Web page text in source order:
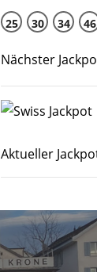
25 30 34 46
Nächster
Aktueller